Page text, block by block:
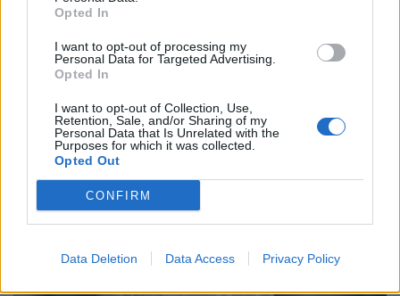
Opted In
I want to opt-out of processing my
Personal Data for Targeted Advertising.
Opted In
I want to opt-out of Collection, Use,
Retention, Sale, and/or Sharing of my
Personal Data that Is Unrelated with the
Purposes for which it was collected.
Opted Out
CONFIRM
Data Deletion Data Access Privacy Policy
Ναγκόρνο-Καραμπάχ από το Αζερμπαϊτζάν
φαίνεται να στοχεύει στον αφανισμό και τον
πλήρη διωγμό του λαού του.